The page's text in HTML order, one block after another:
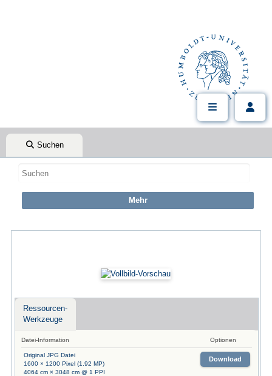
Suchen
Ressourcen-
Werkzeuge
Datei-Information Optionen
Original JPG Datei
1600 × 1200 Pixel (1.92 MP)
4064 cm × 3048 cm @ 1 PPI
Download